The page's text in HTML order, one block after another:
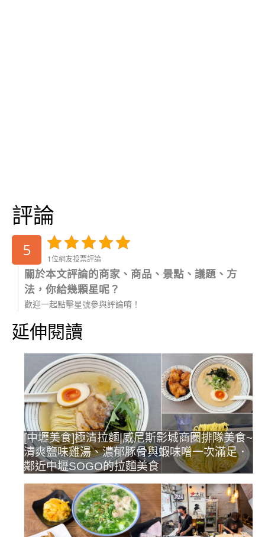
評論
5 1位網友投票評論
關於本文評論的商家、商品、景點、議題、方
法，你給幾顆星呢？
歡迎一起點擊星號參與評論唷！
延伸閱讀
[中壢美食]極清拉麵|威尼斯影城商圈排隊美食~
清爽鹽味雞湯、濃郁豚骨與蝦味噌一次滿足．
鄰近中壢SOGO的拉麵美食